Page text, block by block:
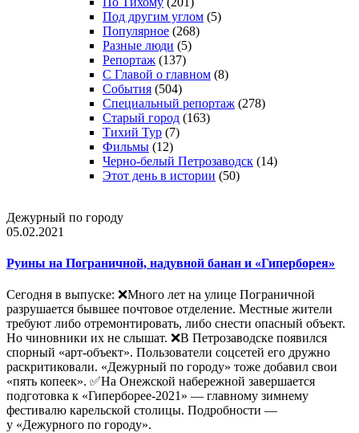
Под другим углом (5)
Популярное (268)
Разные люди (5)
Репортаж (137)
С Главой о главном (8)
События (504)
Специальный репортаж (278)
Старый город (163)
Тихий Тур (7)
Фильмы (12)
Черно-белый Петрозаводск (14)
Этот день в истории (50)
Дежурный по городу
05.02.2021
Руины на Пограничной, надувной банан и «Гиперборея»
Сегодня в выпуске: ❌Много лет на улице Пограничной
разрушается бывшее почтовое отделение. Местные жители
требуют либо отремонтировать, либо снести опасный объект.
Но чиновники их не слышат. ❌В Петрозаводске появился
спорный «арт-объект». Пользователи соцсетей его дружно
раскритиковали. «Дежурный по городу» тоже добавил свои
«пять копеек». ✅На Онежской набережной завершается
подготовка к «Гиперборее-2021» — главному зимнему
фестивалю карельской столицы. Подробности —
у «Дежурного по городу».